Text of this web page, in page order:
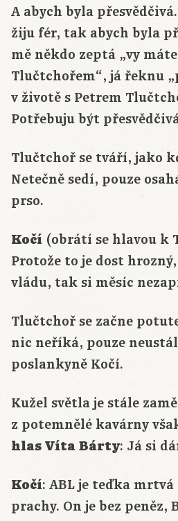
A abych byla
žiju fér, tak abych byla
mě někdo zeptá „vy
Tlučtchořem“, já řeknu
v životě s Petrem
Potřebuju být
Tlučtchoř se tváří, jako
Netečně sedí, pouze
prso.
Kočí (obrátí se hlavou k
Protože to je dost
vládu, tak si měsíc
Tlučtchoř se začne
nic neříká, pouze
poslankyně Kočí.
Kužel světla je stále
z potemnělé kavárny
hlasVíta Bárty: Já si
Kočí: ABL je teďka
prachy. On je bez peněz,